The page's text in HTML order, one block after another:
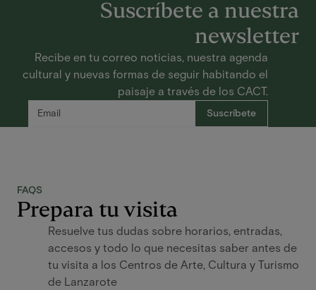
Suscríbete a nuestra
newsletter
Recibe en tu correo noticias, nuestra agenda
cultural y nuevas formas de seguir habitando el
paisaje a través de los CACT.
FAQS
Prepara tu visita
Resuelve tus dudas sobre horarios, entradas,
accesos y todo lo que necesitas saber antes de
tu visita a los Centros de Arte, Cultura y Turismo
de Lanzarote